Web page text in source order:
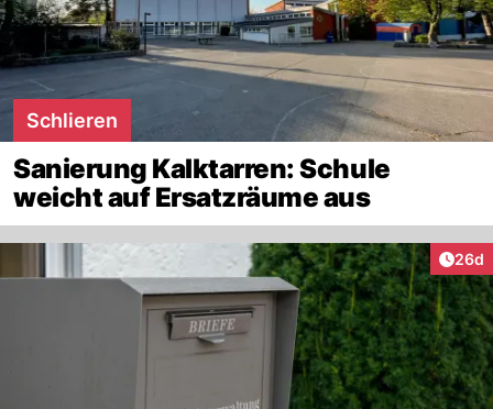
Schlieren
Sanierung Kalktarren: Schule
weicht auf Ersatzräume aus
26d